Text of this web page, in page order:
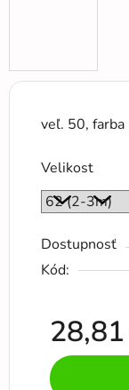
veľ. 50, farba
Velikost
Dostupnosť
Kód:
Jednotková